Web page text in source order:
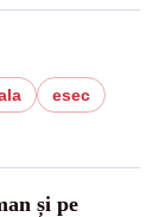
esec
și pe